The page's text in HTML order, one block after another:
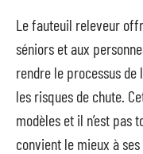
Le fauteuil releveur
séniors et aux
rendre le processus de
les risques de chute.
modèles et il n’est
convient le mieux à